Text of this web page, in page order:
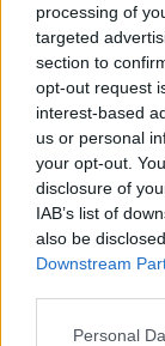
processing of
targeted
section to
opt-out request
interest-based
us or personal
your opt-out.
disclosure of
IAB’s list of
also be
Downstream
Please note
Personal
MAGYAR ÉPÍTŐK
Mi épül?